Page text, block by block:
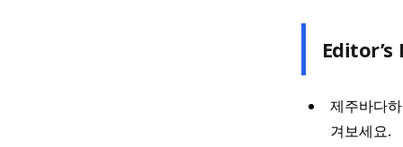
Editor’s
제주바다
겨보세요.